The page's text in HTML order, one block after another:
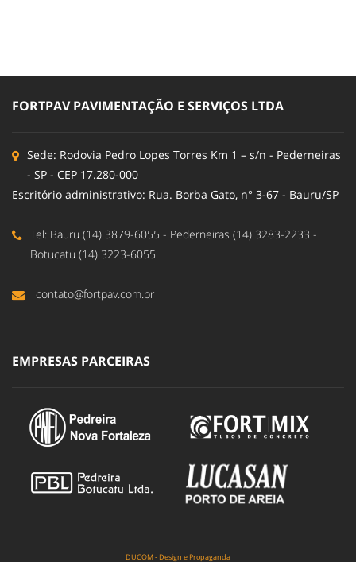
FORTPAV PAVIMENTAÇÃO E SERVIÇOS LTDA
Sede: Rodovia Pedro Lopes Torres Km 1 – s/n - Pederneiras
- SP - CEP 17.280-000
Escritório administrativo: Rua. Borba Gato, n° 3-67 - Bauru/SP
Tel: Bauru (14) 3879-6055 - Pederneiras (14) 3283-2233 -
Botucatu (14) 3223-6055
contato@fortpav.com.br
EMPRESAS PARCEIRAS
DUCOM - Design e Propaganda